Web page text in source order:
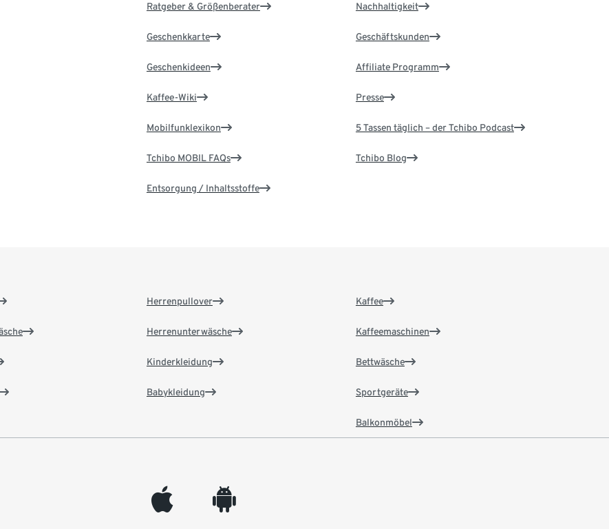
Ratgeber & Größenberater
Geschenkkarte
Geschenkideen
Kaffee-Wiki
Mobilfunklexikon
Tchibo MOBIL FAQs
Entsorgung / Inhaltsstoffe
Nachhaltigkeit
Geschäftskunden
Affiliate Programm
Presse
5 Tassen täglich – der Tchibo Podcast
Tchibo Blog
Herrenpullover
Herrenunterwäsche
Kinderkleidung
Babykleidung
Kaffee
Kaffeemaschinen
Bettwäsche
Sportgeräte
Balkonmöbel
appleinc android